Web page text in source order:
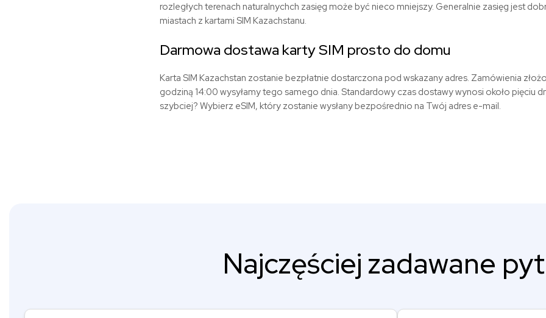
rozległych terenach naturalnychch zasięg może być nieco mniejszy. Generalnie zasięg jest
miastach z kartami SIM Kazachstanu.
Darmowa dostawa karty SIM prosto do domu
Karta SIM Kazachstan zostanie bezpłatnie dostarczona pod wskazany adres. Zamówienia
godziną 14:00 wysyłamy tego samego dnia. Standardowy czas dostawy wynosi około pięciu
szybciej? Wybierz eSIM, który zostanie wysłany bezpośrednio na Twój adres e-mail.
Najczęściej zadawane